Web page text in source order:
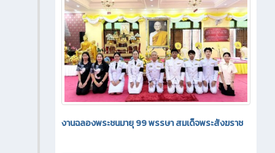
งานฉลองพระชนมายุ 99 พรรษา สมเด็จพระสังฆราช